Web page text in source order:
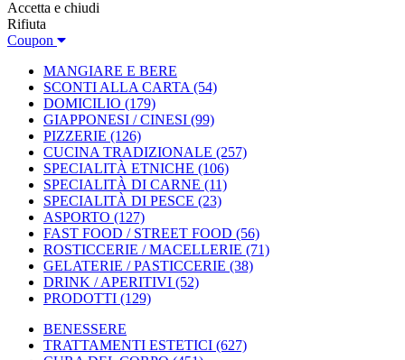
Accetta e chiudi
Rifiuta
Coupon
MANGIARE E BERE
SCONTI ALLA CARTA (54)
DOMICILIO (179)
GIAPPONESI / CINESI (99)
PIZZERIE (126)
CUCINA TRADIZIONALE (257)
SPECIALITÀ ETNICHE (106)
SPECIALITÀ DI CARNE (11)
SPECIALITÀ DI PESCE (23)
ASPORTO (127)
FAST FOOD / STREET FOOD (56)
ROSTICCERIE / MACELLERIE (71)
GELATERIE / PASTICCERIE (38)
DRINK / APERITIVI (52)
PRODOTTI (129)
BENESSERE
TRATTAMENTI ESTETICI (627)